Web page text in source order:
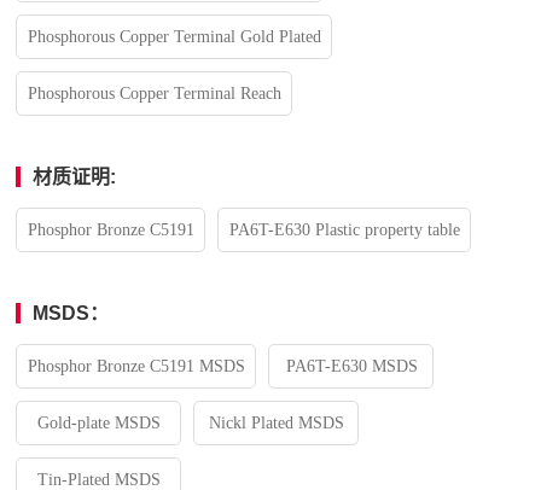
Phosphorous Copper Terminal Gold Plated
Phosphorous Copper Terminal Reach
材质证明:
Phosphor Bronze C5191 PA6T-E630 Plastic property table
MSDS：
Phosphor Bronze C5191 MSDS PA6T-E630 MSDS
Gold-plate MSDS Nickl Plated MSDS
Tin-Plated MSDS